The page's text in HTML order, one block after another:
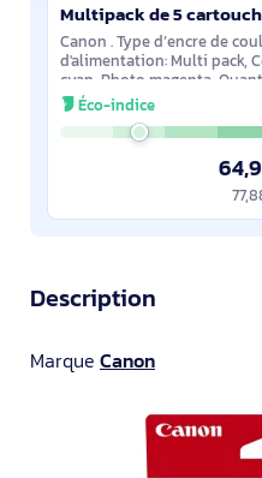
Canon . Type d’encre de
d'alimentation: Multi pack,
cyan, Photo magenta,
Éco-indice
Description
Marque Canon